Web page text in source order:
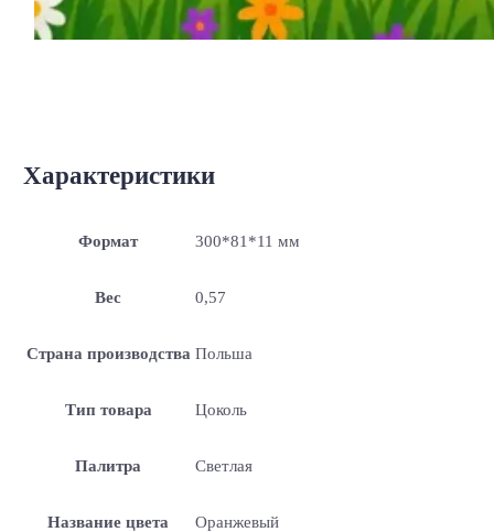
Характеристики
Формат 300*81*11 мм
Вес 0,57
Страна производства Польша
Тип товара Цоколь
Палитра Светлая
Название цвета Оранжевый